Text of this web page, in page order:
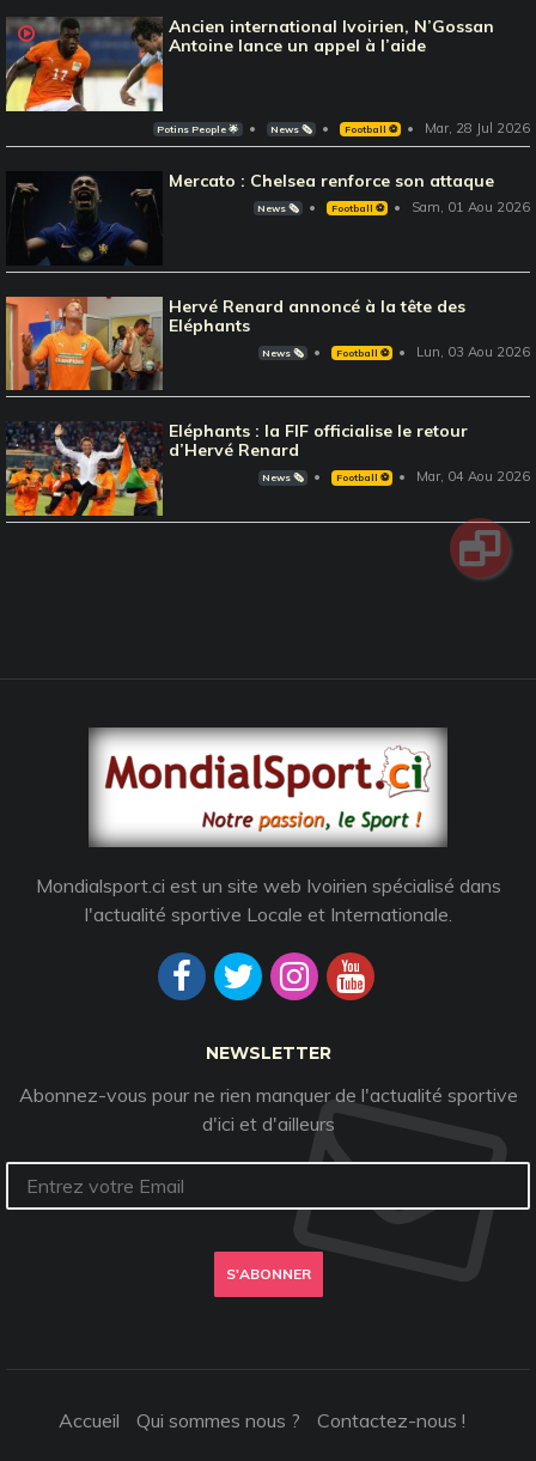
Ancien international Ivoirien, N’Gossan
Antoine lance un appel à l’aide
Potins People 🌟 News 🗞️ Football ⚽️ Mar, 28 Jul 2026
Mercato : Chelsea renforce son attaque
News 🗞️ Football ⚽️ Sam, 01 Aou 2026
Hervé Renard annoncé à la tête des
Eléphants
News 🗞️ Football ⚽️ Lun, 03 Aou 2026
Eléphants : la FIF officialise le retour
d’Hervé Renard
News 🗞️ Football ⚽️ Mar, 04 Aou 2026
Mondialsport.ci est un site web Ivoirien spécialisé dans
l'actualité sportive Locale et Internationale.
NEWSLETTER
Abonnez-vous pour ne rien manquer de l'actualité sportive
d'ici et d'ailleurs
S'ABONNER
Accueil Qui sommes nous ? Contactez-nous !